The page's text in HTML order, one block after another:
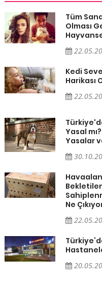
Tüm
Olması
Kedi
Harikası
Yasal
Yasalar
Ne